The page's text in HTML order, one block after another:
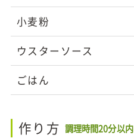
小麦粉
ウスターソース
ごはん
作り方 調理時間20分以内